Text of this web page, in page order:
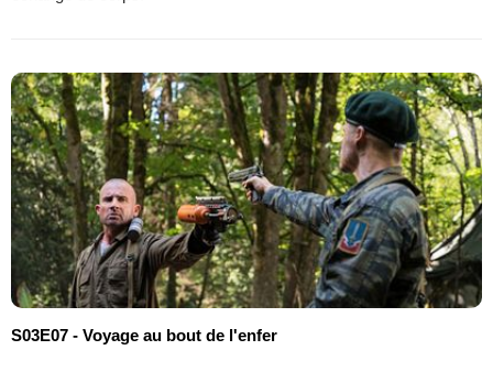
S03E07 - Voyage au bout de l'enfer